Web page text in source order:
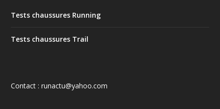
Tests chaussures Running
Tests chaussures Trail
Contact : runactu@yahoo.com